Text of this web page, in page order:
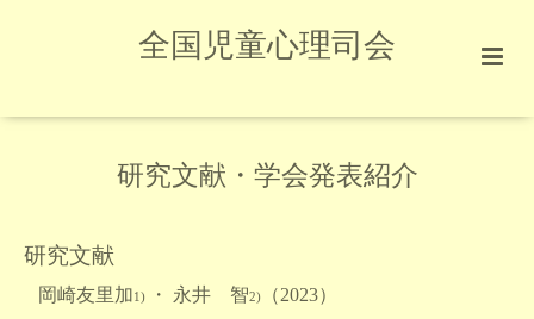
全国児童心理司会
研究文献・学会発表紹介
研究文献
岡崎友里加1) ・ 永井 智2)
（2023）